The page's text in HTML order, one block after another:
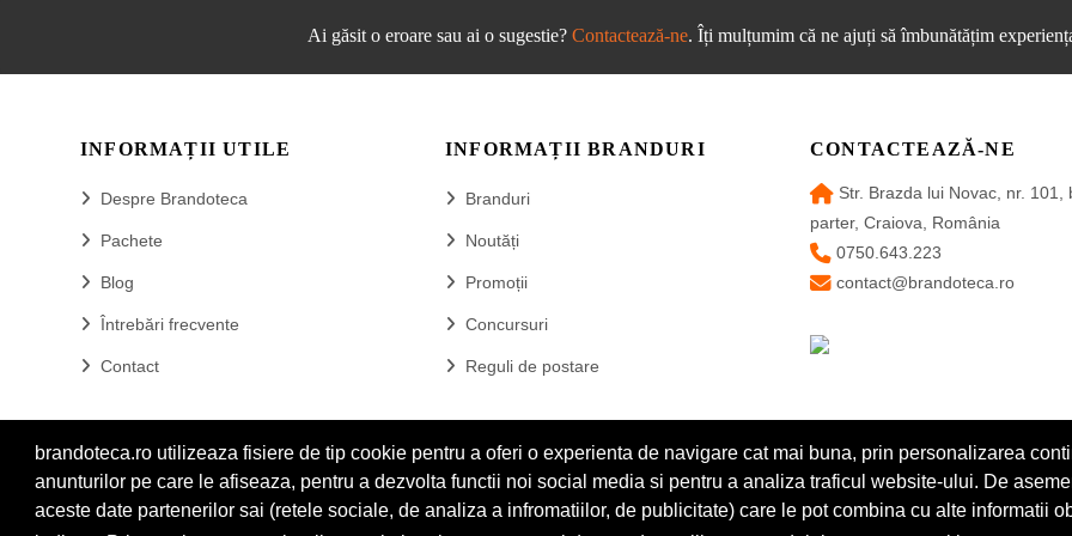
brandoteca.ro utilizeaza fisiere de tip cookie pentru a oferi o experienta de navigare cat mai buna, prin personalizarea
anunturilor pe care le afiseaza, pentru a dezvolta functii noi social media si pentru a analiza traficul website-ului. De
aceste date partenerilor sai (retele sociale, de analiza a infromatiilor, de publicitate) care le pot combina cu alte informatii
Ai găsit o eroare sau ai o sugestie? Contactează-ne. Îți mulțumim că ne ajuți să îmbunătățim
INFORMAȚII UTILE
Despre Brandoteca
Pachete
Blog
Întrebări frecvente
Contact
INFORMAȚII BRANDURI
Branduri
Noutăți
Promoții
Concursuri
Reguli de postare
CONTACTEAZĂ-NE
Str. Brazda lui Novac, nr. 101,
parter, Craiova, România
0750.643.223
contact@brandoteca.ro
© Copyright Brandoteca 2025 |Termeni| Confidențialitate | Cookies